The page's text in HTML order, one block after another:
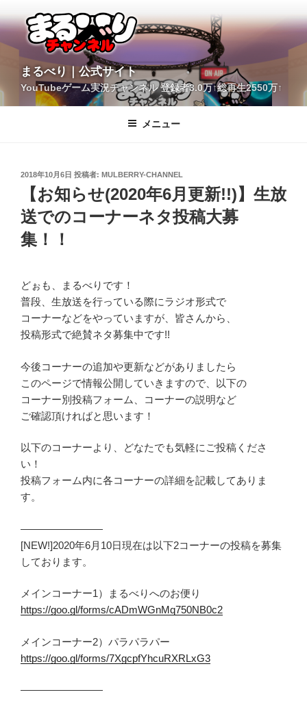
ン
テ
へ
ス
まるべり｜公式サイト
YouTubeゲーム実況チャンネル 登録者3.0万↑総再生2550万↑
メニュー
投
2018年10月6日 投稿者: MULBERRY-CHANNEL
【お知らせ(2020年6月更新!!)】生放
送でのコーナーネタ投稿大募
集！！
どぉも、まるべりです！
普段、生放送を行っている際にラジオ形式で
コーナーなどをやっていますが、皆さんから、
投稿形式で絶賛ネタ募集中です!!
今後コーナーの追加や更新などがありましたら
このページで情報公開していきますので、以下の
コーナー別投稿フォーム、コーナーの説明など
ご確認頂ければと思います！
以下のコーナーより、どなたでも気軽にご投稿くださ
い！
投稿フォーム内に各コーナーの詳細を記載してありま
す。
————————
[NEW!]2020年6月10日現在は以下2コーナーの投稿を募集
しております。
メインコーナー1）まるべりへのお便り
https://goo.gl/forms/cADmWGnMq750NB0c2
メインコーナー2）パラパラパー
https://goo.gl/forms/7XgcpfYhcuRXRLxG3
————————